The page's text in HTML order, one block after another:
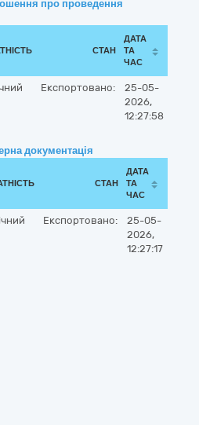
про проведення
СТАН
ДАТА
ТА
ЧАС
Експортовано:
25-05-
2026,
12:27:58
документація
СТАН
ДАТА
ТА
ЧАС
Експортовано:
25-05-
2026,
12:27:17